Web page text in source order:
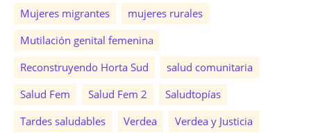
Mujeres migrantes
mujeres rurales
Mutilación genital femenina
Reconstruyendo Horta Sud
salud comunitaria
Salud Fem
Salud Fem 2
Saludtopías
Tardes saludables
Verdea Verdea y Justicia